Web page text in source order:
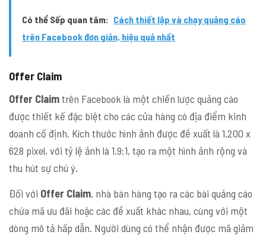
Có thể Sếp quan tâm: Cách thiết lập và chạy quảng cáo
trên Facebook đơn giản, hiệu quả nhất
Offer Claim
Offer Claimtrên Facebook là một chiến lược quảng cáo
được thiết kế đặc biệt cho các cửa hàng có địa điểm kinh
doanh cố định. Kích thước hình ảnh được đề xuất là 1.200 x
628 pixel, với tỷ lệ ảnh là 1.9:1, tạo ra một hình ảnh rộng và
thu hút sự chú ý.
Đối với Offer Claim, nhà bán hàng tạo ra các bài quảng cáo
chứa mã ưu đãi hoặc các đề xuất khác nhau, cùng với một
dòng mô tả hấp dẫn. Người dùng có thể nhận được mã giảm